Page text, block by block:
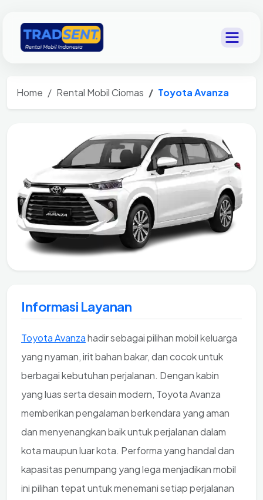
Home Rental Mobil Ciomas Toyota Avanza
Informasi Layanan
Toyota Avanzahadir sebagai pilihan mobil keluarga
yang nyaman, irit bahan bakar, dan cocok untuk
berbagai kebutuhan perjalanan. Dengan kabin
yang luas serta desain modern, Toyota Avanza
memberikan pengalaman berkendara yang aman
dan menyenangkan baik untuk perjalanan dalam
kota maupun luar kota. Performa yang handal dan
kapasitas penumpang yang lega menjadikan mobil
ini pilihan tepat untuk menemani setiap perjalanan